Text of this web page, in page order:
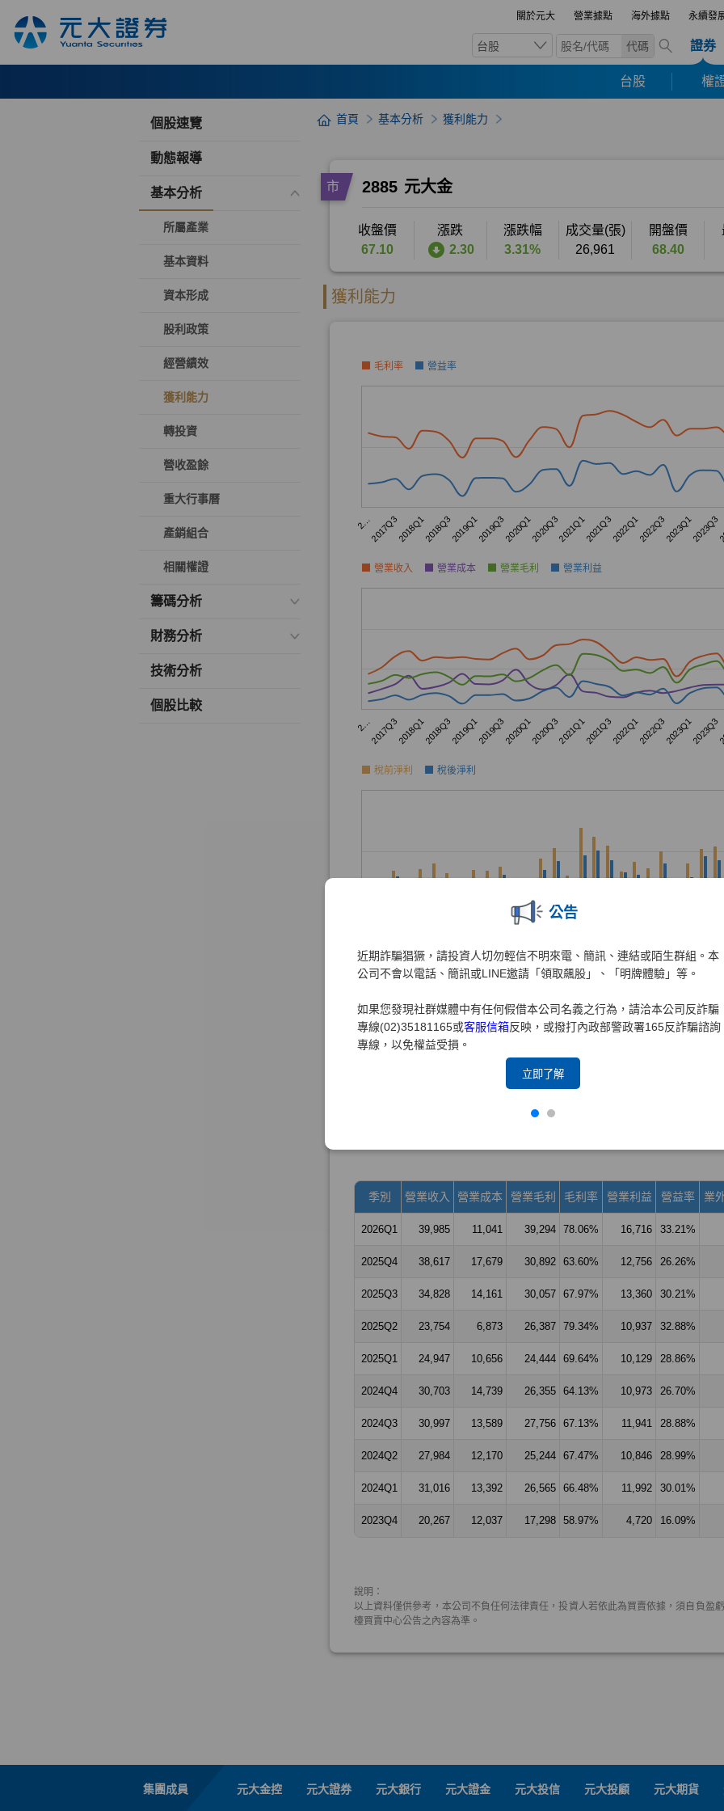
關於元大 營業據點 海外據點 永續發
台股 代碼 證券
台股 權
公告
近期詐騙猖獗，請投資人切勿輕信不明來電、簡訊、連結或陌生群組。本
公司不會以電話、簡訊或LINE邀請「領取飆股」、「明牌體驗」等。
如果您發現社群媒體中有任何假借本公司名義之行為，請洽本公司反詐騙
專線(02)35181165或客服信箱反映，或撥打內政部警政署165反詐騙諮詢
專線，以免權益受損。
立即了解
個股速覽
動態報導
基本分析
所屬產業
基本資料
資本形成
股利政策
經營績效
獲利能力
轉投資
營收盈餘
重大行事曆
產銷組合
相關權證
籌碼分析
財務分析
技術分析
個股比較
首頁 基本分析 獲利能力
集團成員 元大金控 元大證券 元大銀行 元大證金 元大投信 元大投顧 元大期貨